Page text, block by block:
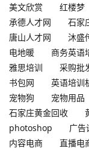
美文欣赏
红楼梦
承德人才网
石家
唐山人才网
沐盛
电地暖
商务英语
雅思培训
采购批
书包网
英语培训
宠物狗
宠物用品
石家庄黄金回收
photoshop
广告
内容电商
直播电